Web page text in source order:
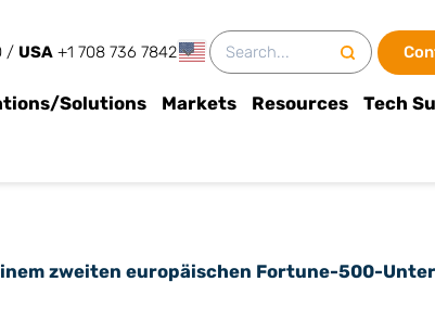
/ USA +1 708 736 7842 English
Solutions Markets Resources Tech
zweiten europäischen Fortune-500-